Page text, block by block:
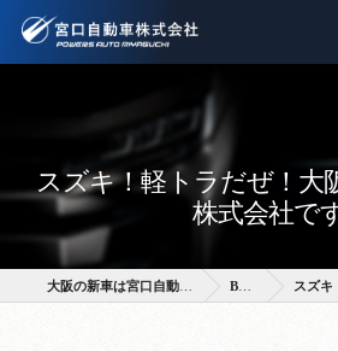
スズキ！軽トラだぜ！大
株式会社で
大阪の新車は宮口自動車株式会社 BLOG スズキ！